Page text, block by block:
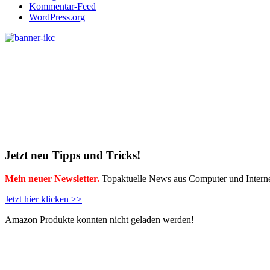
Kommentar-Feed
WordPress.org
Jetzt neu Tipps und Tricks!
Mein neuer Newsletter. Topaktuelle News aus Computer und
Jetzt hier klicken >>
Amazon Produkte konnten nicht geladen werden!